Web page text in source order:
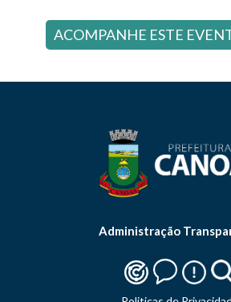
ACOMPANHE ESTE
Administração